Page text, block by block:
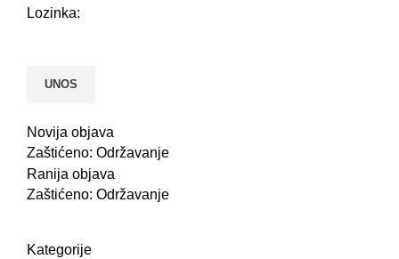
Lozinka:
Novija objava
Zaštićeno: Održavanje
Ranija objava
Zaštićeno: Održavanje
Kategorije